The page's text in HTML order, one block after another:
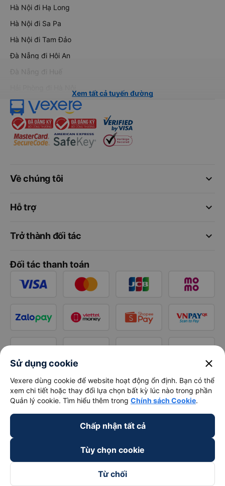
Hà Nội đi Hạ Long
Hà Nội đi Sa Pa
Hà Nội đi Tam Đảo
Đà Nẵng đi Hội An
Đà Nẵng đi Huế
Xem tất cả tuyến đường
keyboard_arrow_down
Về chúng tôi
keyboard_arrow_down
Hỗ trợ
keyboard_arrow_down
Trở thành đối tác
Đối tác thanh toán
Sử dụng cookie close
Vexere dùng cookie để website hoạt động ổn định. Bạn có thể
xem chi tiết hoặc thay đổi lựa chọn bất kỳ lúc nào trong phần
Quản lý cookie. Tìm hiểu thêm trong Chính sách Cookie.
Chấp nhận tất cả
Tùy chọn cookie
Từ chối